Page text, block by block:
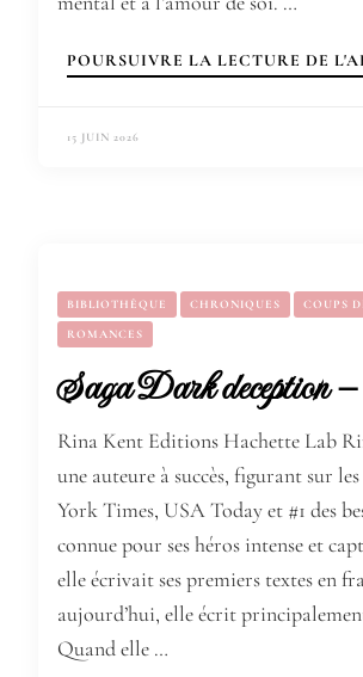
POURSUIVRE LA LECTURE DE
15 JUIN 2026
BIBLIOTHÈQUE CHRONIQUES COUPS
ROMANCES
Saga Dark deception
Rina Kent Editions Hachette Lab
une auteure à succès, figurant sur
York Times, USA Today et #1 des
connue pour ses héros intense et
elle écrivait ses premiers textes en
aujourd’hui, elle écrit
Quand elle …